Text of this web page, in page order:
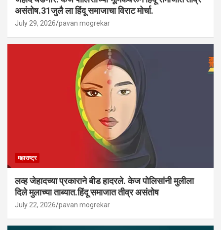
असंतोष.31जुलै ला हिंदू समाजाचा विराट मोर्चा.
July 29, 2026 pavan mogrekar
महाराष्ट्र
लव्ह जेहादच्या प्रकाराने बीड हादरले. केज पोलिसांनी मुलीला
दिले मुलाच्या ताब्यात.हिंदू समाजात तीव्र असंतोष
July 22, 2026 pavan mogrekar